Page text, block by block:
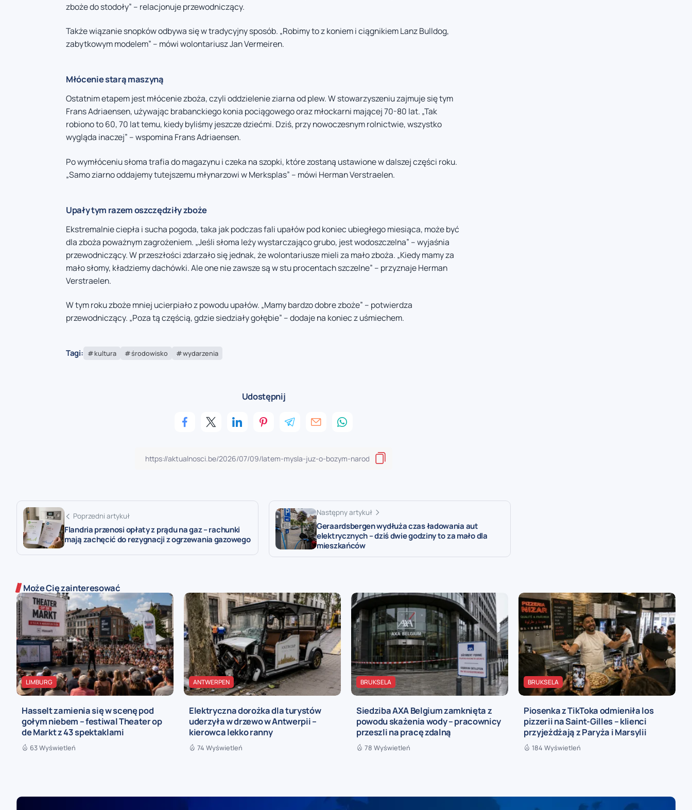
zboże do stodoły” – relacjonuje przewodniczący.
Także wiązanie snopków odbywa się w tradycyjny sposób. „Robimy to z koniem i ciągnikiem Lanz Bulldog,
zabytkowym modelem” – mówi wolontariusz Jan Vermeiren.
Młócenie starą maszyną
Ostatnim etapem jest młócenie zboża, czyli oddzielenie ziarna od plew. W stowarzyszeniu zajmuje się tym
Frans Adriaensen, używając brabanckiego konia pociągowego oraz młockarni mającej 70-80 lat. „Tak
robiono to 60, 70 lat temu, kiedy byliśmy jeszcze dziećmi. Dziś, przy nowoczesnym rolnictwie, wszystko
wygląda inaczej” – wspomina Frans Adriaensen.
Po wymłóceniu słoma trafia do magazynu i czeka na szopki, które zostaną ustawione w dalszej części roku.
„Samo ziarno oddajemy tutejszemu młynarzowi w Merksplas” – mówi Herman Verstraelen.
Upały tym razem oszczędziły zboże
Ekstremalnie ciepła i sucha pogoda, taka jak podczas fali upałów pod koniec ubiegłego miesiąca, może być
dla zboża poważnym zagrożeniem. „Jeśli słoma leży wystarczająco grubo, jest wodoszczelna” – wyjaśnia
przewodniczący. W przeszłości zdarzało się jednak, że wolontariusze mieli za mało zboża. „Kiedy mamy za
mało słomy, kładziemy dachówki. Ale one nie zawsze są w stu procentach szczelne” – przyznaje Herman
Verstraelen.
W tym roku zboże mniej ucierpiało z powodu upałów. „Mamy bardzo dobre zboże” – potwierdza
przewodniczący. „Poza tą częścią, gdzie siedziały gołębie” – dodaje na koniec z uśmiechem.
Tagi: kultura środowisko wydarzenia
Udostępnij
Poprzedni artykuł
Flandria przenosi opłaty z prądu na gaz – rachunki
mają zachęcić do rezygnacji z ogrzewania gazowego
Następny artykuł
Geraardsbergen wydłuża czas ładowania aut
elektrycznych – dziś dwie godziny to za mało dla
mieszkańców
Może Cię zainteresować
LIMBURG
Hasselt zamienia się w scenę pod
gołym niebem – festiwal Theater op
de Markt z 43 spektaklami
63 Wyświetleń
ANTWERPEN
Elektryczna dorożka dla turystów
uderzyła w drzewo w Antwerpii –
kierowca lekko ranny
74 Wyświetleń
BRUKSELA
Siedziba AXA Belgium zamknięta z
powodu skażenia wody – pracownicy
przeszli na pracę zdalną
78 Wyświetleń
BRUKSELA
Piosenka z TikToka odmieniła los
pizzerii na Saint-Gilles – klienci
przyjeżdżają z Paryża i Marsylii
184 Wyświetleń